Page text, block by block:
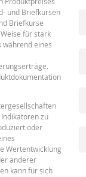
362.969
347.118
337.194
345
349.859
334.871
334.676
Français
und Briefkursen
Briefkurse
für stark
während eines
zu
oder
Wertentwicklung
anderer
kann für sich